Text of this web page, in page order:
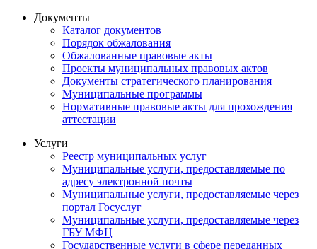
Документы
Каталог документов
Порядок обжалования
Обжалованные правовые акты
Проекты муниципальных правовых актов
Документы стратегического планирования
Муниципальные программы
Нормативные правовые акты для прохождения
аттестации
Услуги
Реестр муниципальных услуг
Муниципальные услуги, предоставляемые по
адресу электронной почты
Муниципальные услуги, предоставляемые через
портал Госуслуг
Муниципальные услуги, предоставляемые через
ГБУ МФЦ
Государственные услуги в сфере переданных